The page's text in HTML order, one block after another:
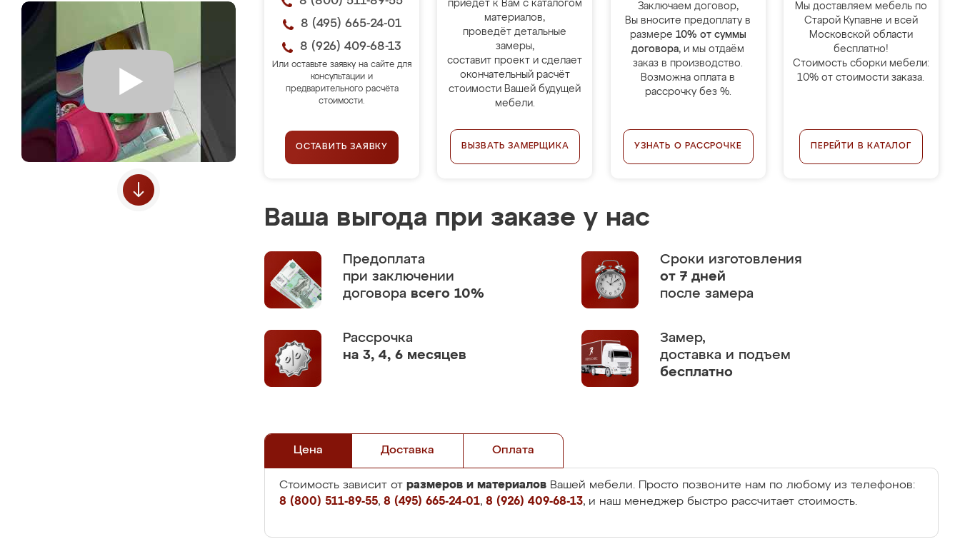
8 (495) 665-24-01
8 (926) 409-68-13
Или оставьте заявку на сайте для
консультации и
предварительного расчёта
стоимости.
ОСТАВИТЬ ЗАЯВКУ
приедет к Вам с каталогом
материалов,
проведёт детальные
замеры,
составит проект и сделает
окончательный расчёт
стоимости Вашей будущей
мебели.
ВЫЗВАТЬ ЗАМЕРЩИКА
Заключаем договор,
Вы вносите предоплату в
размере 10% от суммы
договора, и мы отдаём
заказ в производство.
Возможна оплата в
рассрочку без %.
УЗНАТЬ О РАССРОЧКЕ
Мы доставляем мебель по
Старой Купавне и всей
Московской области
бесплатно!
Стоимость сборки мебели:
10% от стоимости заказа.
ПЕРЕЙТИ В КАТАЛОГ
Ваша выгода при заказе у нас
Предоплата
при заключении
договора всего 10%
Сроки изготовления
от 7 дней
после замера
Рассрочка
на 3, 4, 6 месяцев
Замер,
доставка и подъем
бесплатно
Цена Доставка Оплата
Стоимость зависит от размеров и материалов Вашей мебели. Просто позвоните нам по любому из телефонов:
8 (800) 511-89-55, 8 (495) 665-24-01, 8 (926) 409-68-13, и наш менеджер быстро рассчитает стоимость.